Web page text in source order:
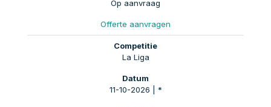
Op aanvraag
Offerte aanvragen
La Liga
11-10-2026 | *